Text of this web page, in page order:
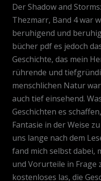
Der Shadow and
Thezmarr, Band 4 war
beruhigend und
bücher pdf es jedoch
Geschichte, das mein
rührende und
menschlichen Natur
auch tief einsehend.
Geschichten es
Fantasie in der Weise
uns lange nach dem
fand mich selbst dabei,
und Vorurteile in Frage
kostenloses las, die